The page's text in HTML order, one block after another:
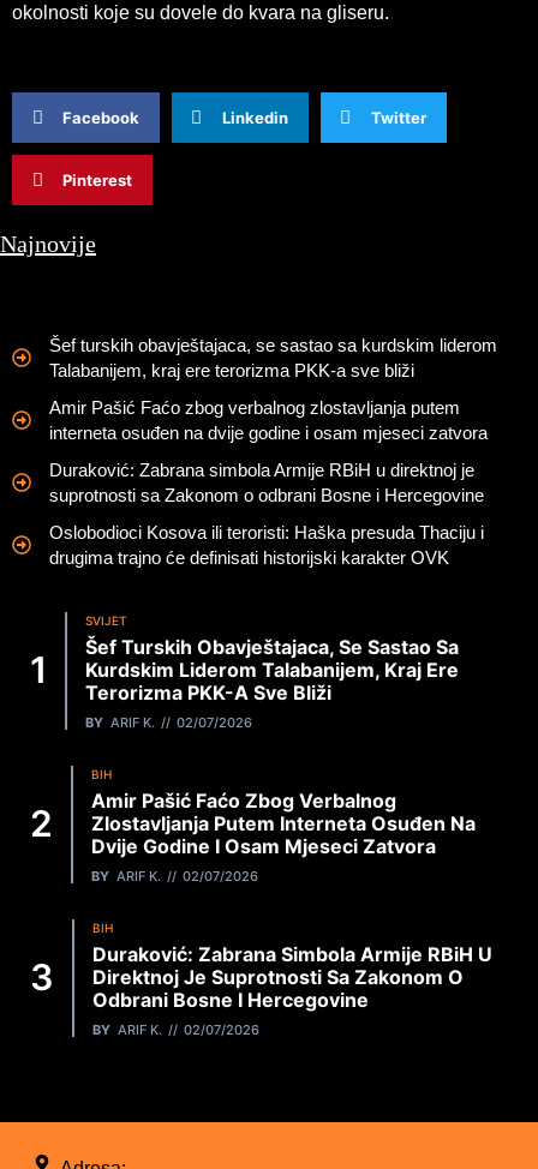
okolnosti koje su dovele do kvara na gliseru.
Facebook Linkedin Twitter
Pinterest
Najnovije
Šef turskih obavještajaca, se sastao sa kurdskim liderom
Talabanijem, kraj ere terorizma PKK-a sve bliži
Amir Pašić Faćo zbog verbalnog zlostavljanja putem
interneta osuđen na dvije godine i osam mjeseci zatvora
Duraković: Zabrana simbola Armije RBiH u direktnoj je
suprotnosti sa Zakonom o odbrani Bosne i Hercegovine
Oslobodioci Kosova ili teroristi: Haška presuda Thaciju i
drugima trajno će definisati historijski karakter OVK
SVIJET
Šef Turskih Obavještajaca, Se Sastao Sa
Kurdskim Liderom Talabanijem, Kraj Ere
Terorizma PKK-A Sve Bliži
BY ARIF K. 02/07/2026
BIH
Amir Pašić Faćo Zbog Verbalnog
Zlostavljanja Putem Interneta Osuđen Na
Dvije Godine I Osam Mjeseci Zatvora
BY ARIF K. 02/07/2026
BIH
Duraković: Zabrana Simbola Armije RBiH U
Direktnoj Je Suprotnosti Sa Zakonom O
Odbrani Bosne I Hercegovine
BY ARIF K. 02/07/2026